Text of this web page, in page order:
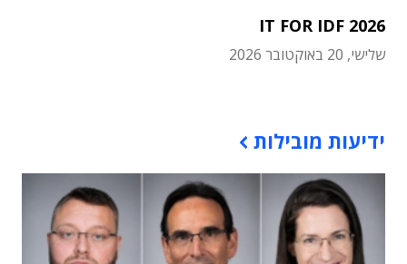
IT FOR IDF 2026
שלישי, 20 באוקטובר 2026
ידיעות מובילות